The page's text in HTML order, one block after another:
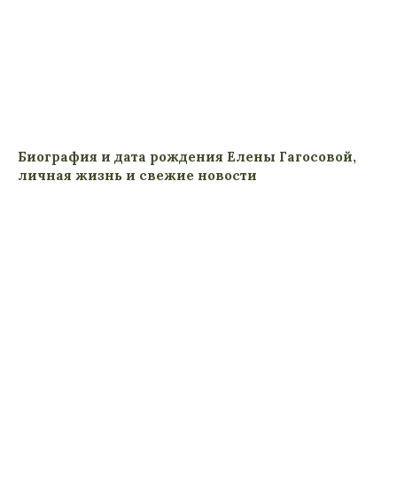
Биография и дата рождения Елены Гагосовой,
личная жизнь и свежие новости